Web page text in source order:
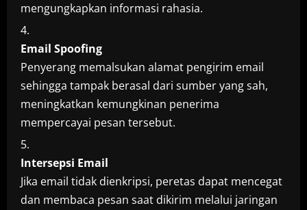
mengungkapkan informasi rahasia.
Email Spoofing
Penyerang memalsukan alamat pengirim email
sehingga tampak berasal dari sumber yang sah,
meningkatkan kemungkinan penerima
mempercayai pesan tersebut.
Intersepsi Email
Jika email tidak dienkripsi, peretas dapat mencegat
dan membaca pesan saat dikirim melalui jaringan